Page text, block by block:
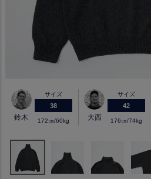
鈴木
サイズ
38
172㎝/60kg 大西
サイズ
42
176㎝/74kg